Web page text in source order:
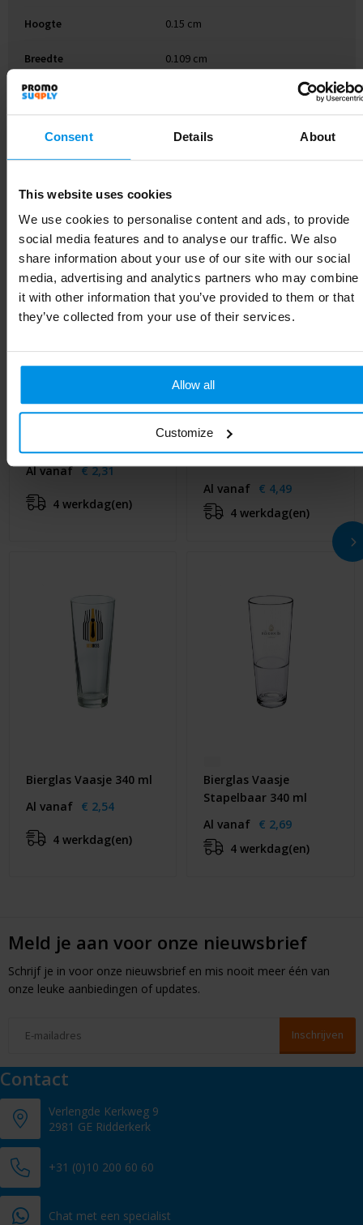
Consent Details About
This website uses cookies
We use cookies to personalise content and ads, to provide
social media features and to analyse our traffic. We also
share information about your use of our site with our social
media, advertising and analytics partners who may combine
it with other information that you’ve provided to them or that
they’ve collected from your use of their services.
Allow all
Customize
Hoogte 0.15 cm
Breedte 0.109 cm
Lengte
Al vanaf € 2,31
4 werkdag(en)
ml
Al vanaf € 4,49
4 werkdag(en)
Bierglas Vaasje 340 ml
Al vanaf € 2,54
4 werkdag(en)
Bierglas Vaasje
Stapelbaar 340 ml
Al vanaf € 2,69
4 werkdag(en)
Meld je aan voor onze nieuwsbrief
Schrijf je in voor onze nieuwsbrief en mis nooit meer één van
onze leuke aanbiedingen of updates.
Contact
Verlengde Kerkweg 9
2981 GE Ridderkerk
+31 (0)10 200 60 60
Chat met een specialist